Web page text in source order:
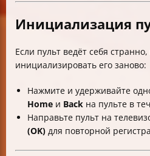
Инициализация
Если пульт ведёт себя
инициализировать его заново:
Нажмите и удерживайте
Home и Back на пульте в
Направьте пульт на
(OK) для повторной